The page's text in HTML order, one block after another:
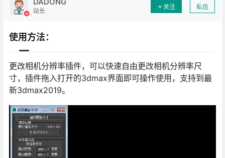
站长
关注 私信
使用方法：
更改相机分辨率插件，可以快速自由更改相机分辨率尺
寸，插件拖入打开的3dmax界面即可操作使用，支持到最
新3dmax2019。